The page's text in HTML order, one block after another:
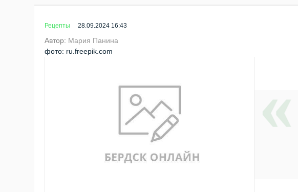
Рецепты 28.09.2024 16:43
Автор: Мария Панина
фото: ru.freepik.com